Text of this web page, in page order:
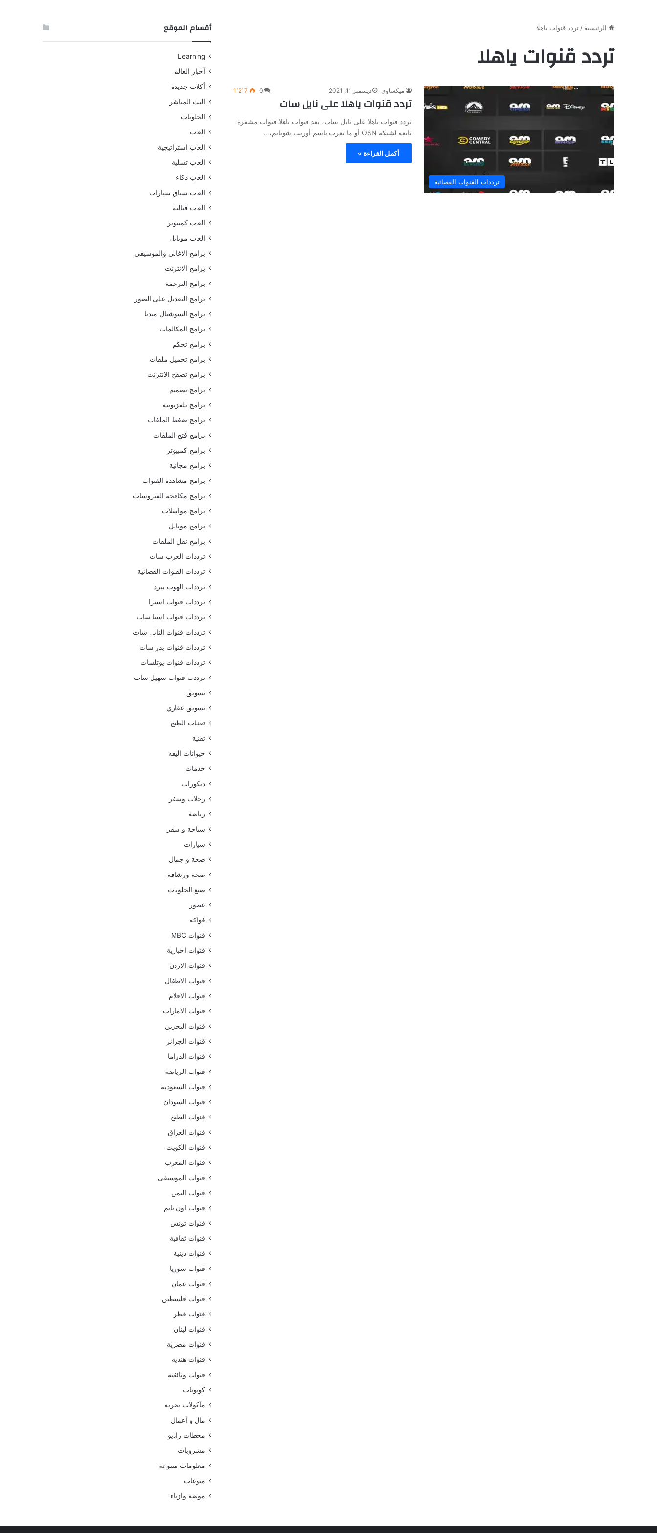
الرئيسية / تردد قنوات ياهلا
تردد قنوات ياهلا
ترددات القنوات الفضائية
ميكساوى ديسمبر 11, 2021 0 1٬217
تردد قنوات ياهلا على نايل سات
تردد قنوات ياهلا على نايل سات، تعد قنوات ياهلا قنوات مشفرة
تابعه لشبكة OSN أو ما تعرب باسم أوربت شوتايم،…
أكمل القراءة »
أقسام الموقع
Learning
أخبار العالم
أكلات جديدة
البث المباشر
الحلويات
العاب
العاب استراتيجية
العاب تسلية
العاب ذكاء
العاب سباق سيارات
العاب قتالية
العاب كمبيوتر
العاب موبايل
برامج الاغانى والموسيقى
برامج الانترنت
برامج الترجمة
برامج التعديل على الصور
برامج السوشيال ميديا
برامج المكالمات
برامج تحكم
برامج تحميل ملفات
برامج تصفح الانترنت
برامج تصميم
برامج تلفزيونية
برامج ضغط الملفات
برامج فتح الملفات
برامج كمبيوتر
برامج مجانية
برامج مشاهدة القنوات
برامج مكافحة الفيروسات
برامج مواصلات
برامج موبايل
برامج نقل الملفات
ترددات العرب سات
ترددات القنوات الفضائية
ترددات الهوت بيرد
ترددات قنوات استرا
ترددات قنوات اسيا سات
ترددات قنوات النايل سات
ترددات قنوات بدر سات
ترددات قنوات يوتلسات
ترددت قنوات سهيل سات
تسويق
تسويق عقاري
تقنيات الطبخ
تقنية
حيوانات اليفه
خدمات
ديكورات
رحلات وسفر
رياضة
سياحة و سفر
سيارات
صحة و جمال
صحة ورشاقة
صنع الحلويات
عطور
فواكه
قنوات MBC
قنوات اخبارية
قنوات الاردن
قنوات الاطفال
قنوات الافلام
قنوات الامارات
قنوات البحرين
قنوات الجزائر
قنوات الدراما
قنوات الرياضة
قنوات السعودية
قنوات السودان
قنوات الطبخ
قنوات العراق
قنوات الكويت
قنوات المغرب
قنوات الموسيقى
قنوات اليمن
قنوات اون تايم
قنوات تونس
قنوات ثقافية
قنوات دينية
قنوات سوريا
قنوات عمان
قنوات فلسطين
قنوات قطر
قنوات لبنان
قنوات مصرية
قنوات هنديه
قنوات وثائقية
كوبونات
مأكولات بحرية
مال و أعمال
محطات راديو
مشروبات
معلومات متنوعة
منوعات
موضة وازياء